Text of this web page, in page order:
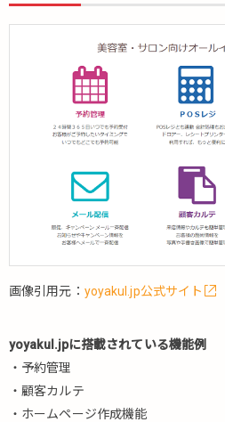
画像引用元： yoyakul.jp公式サイト
yoyakul.jpに搭載されている機能例
・予約管理
・顧客カルテ
・ホームページ作成機能